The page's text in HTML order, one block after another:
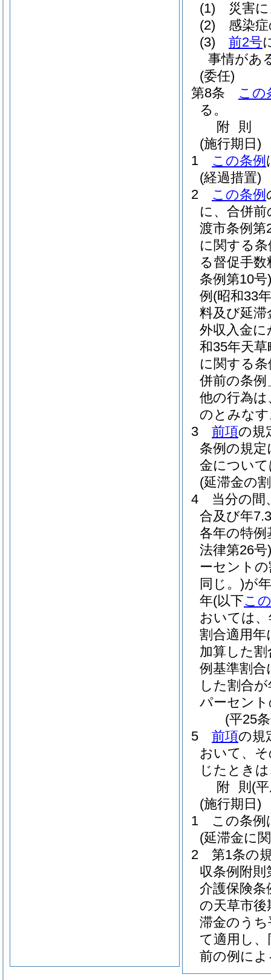
(1)
災害
(2)
感染
(3)
前2号
事情があ
(委任)
第8条
この
る。
附 則
(施行期日)
1
この条例
(経過措置)
2
この条例
に、合併
渡市条例第
に関する条
る督促手
条例第10号)
例 (昭和33
料及び延
外収入金
和35年天
に関する条
併前の条
他の行為
のとみな
3
前項の規
条例の規
金につい
(延滞金の
4
当分の間
合及び年
各年の特例
法律第26号)
ーセント
同じ。)が
年(以下こ
おいては
割合適用
加算した
例基準割
した割合
パーセン
(平25
5
前項の規
おいて、
じたとき
附 則 (
(施行期日)
1
この条例
(延滞金に
2
第1条の
収条例附
介護保険条
の天草市後
滞金のう
て適用し
前の例によ